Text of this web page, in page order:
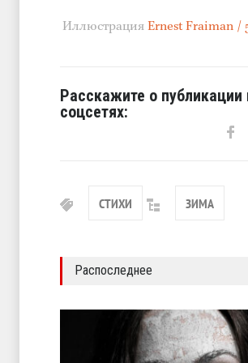
Иллюстрация Ernest Fraiman /
Расскажите о публикации
соцсетях:
СТИХИ ЗИМА
Распоследнее